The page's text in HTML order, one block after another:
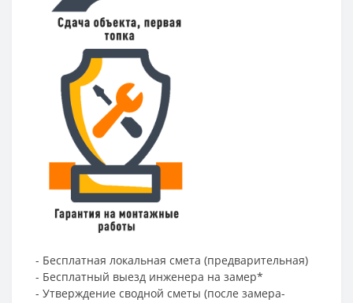
- Бесплатная локальная смета (предварительная)
- Бесплатный выезд инженера на замер*
- Утверждение сводной сметы (после замера-